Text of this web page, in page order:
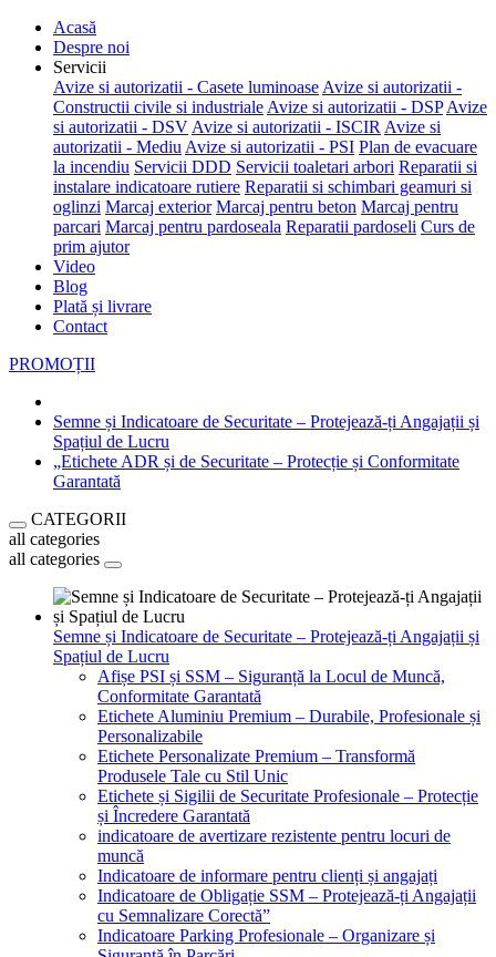
Acasă
Despre noi
Servicii
Avize si autorizatii - Casete luminoase Avize si autorizatii -
Constructii civile si industriale Avize si autorizatii - DSP Avize
si autorizatii - DSV Avize si autorizatii - ISCIR Avize si
autorizatii - Mediu Avize si autorizatii - PSI Plan de evacuare
la incendiu Servicii DDD Servicii toaletari arbori Reparatii si
instalare indicatoare rutiere Reparatii si schimbari geamuri si
oglinzi Marcaj exterior Marcaj pentru beton Marcaj pentru
parcari Marcaj pentru pardoseala Reparatii pardoseli Curs de
prim ajutor
Video
Blog
Plată și livrare
Contact
PROMOȚII
Semne și Indicatoare de Securitate – Protejează-ți Angajații și
Spațiul de Lucru
„Etichete ADR și de Securitate – Protecție și Conformitate
Garantată
CATEGORII
all categories
all categories
Semne și Indicatoare de Securitate – Protejează-ți Angajații și
Spațiul de Lucru
Afișe PSI și SSM – Siguranță la Locul de Muncă,
Conformitate Garantată
Etichete Aluminiu Premium – Durabile, Profesionale și
Personalizabile
Etichete Personalizate Premium – Transformă
Produsele Tale cu Stil Unic
Etichete și Sigilii de Securitate Profesionale – Protecție
și Încredere Garantată
indicatoare de avertizare rezistente pentru locuri de
muncă
Indicatoare de informare pentru clienți și angajați
Indicatoare de Obligație SSM – Protejează-ți Angajații
cu Semnalizare Corectă”
Indicatoare Parking Profesionale – Organizare și